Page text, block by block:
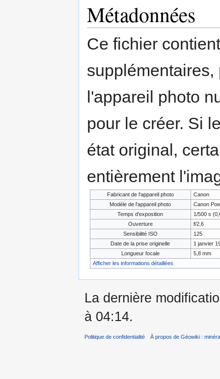
Métadonnées
Ce fichier
l'appareil photo
pour le créer. Si
état original,
entièrement
Fabricant de l'appareil photo
Canon
Modèle de l'appareil photo
Canon
Temps d'exposition
1/500 s
Ouverture
f/2,6
Sensibilité ISO
125
Date de la prise originelle
1 janvier
Longueur focale
5,8 mm
Afficher les informations détaillées
La dernière
à 04:14.
Politique de confidentialité À propos de Géowiki :